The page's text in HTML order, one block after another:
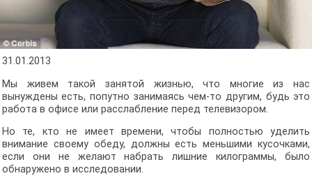
31.01.2013
Мы живем такой занятой жизнью, что многие из нас
вынуждены есть, попутно занимаясь чем-то другим, будь это
работа в офисе или расслабление перед телевизором.
Но те, кто не имеет времени, чтобы полностью уделить
внимание своему обеду, должны есть меньшими кусочками,
если они не желают набрать лишние килограммы, было
обнаружено в исследовании.